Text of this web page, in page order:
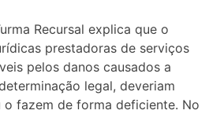
Recursal explica que o
prestadoras de serviços
pelos danos causados a
legal, deveriam
o fazem de forma deficiente. No